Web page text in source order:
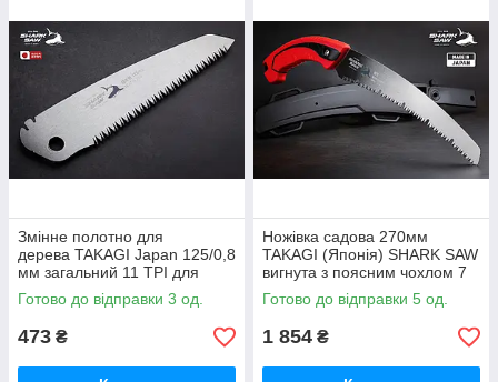
Змінне полотно для
дерева TAKAGI Japan 125/0,8
мм загальний 11 TPI для
пили 107210
Готово до відправки 3 од.
473 ₴
Ножівка садова 270мм
TAKAGI (Японія) SHARK SAW
вигнута з поясним чохлом 7
TPI
Готово до відправки 5 од.
1 854 ₴